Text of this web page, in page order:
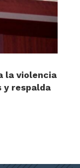
la violencia
y respalda